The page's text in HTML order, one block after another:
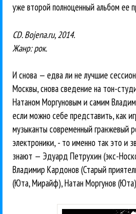
уже второй полноценный альбом ее
CD. Bojena.ru, 2014.
Жанр: рок.
И снова — едва ли не лучшие
Москвы, снова сведение на тон-
Натаном Моргуновым и самим
если можно себе представить, как
музыканты современный гранжевый
электроники, - то именно так это и
знают — Эдуард Петрухин (экс-
Владимир Кардонов (Старый
(Юта, Мирайф), Натан Моргунов